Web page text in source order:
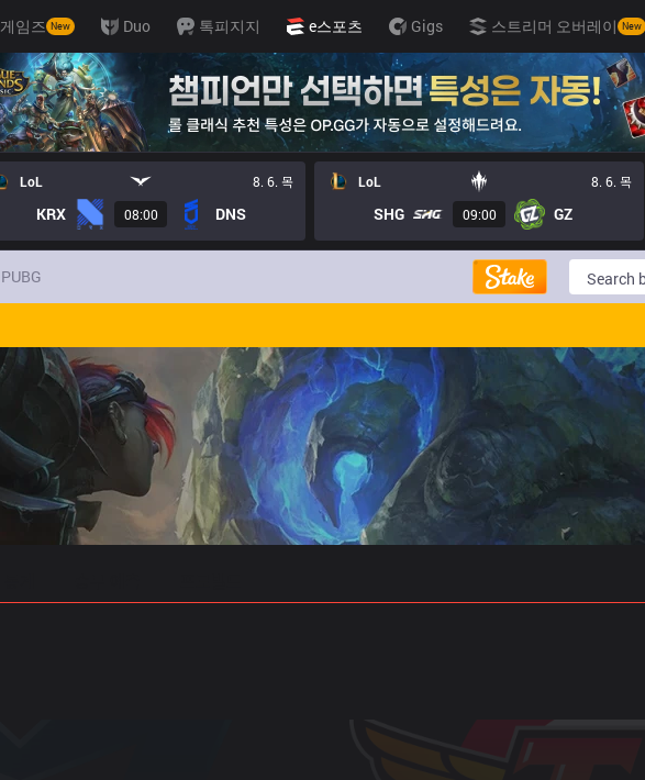
게임즈 New Duo 톡피지지 e스포츠 Gigs 스트리머 오버레이 New
LoL 8. 6. 목
KRX 08:00 DNS
LoL 8. 6. 목
SHG 09:00 GZ
PUBG